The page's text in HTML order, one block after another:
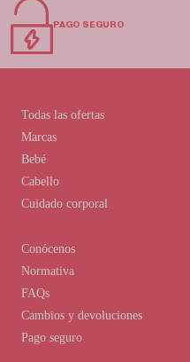
PAGO SEGURO
Conócenos
Normativa
FAQs
Cambios y devoluciones
Pago seguro
Todas las ofertas
Marcas
Bebé
Cabello
Cuidado corporal